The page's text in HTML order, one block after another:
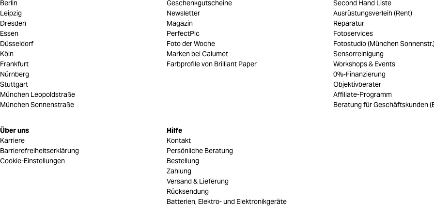
Berlin
Leipzig
Dresden
Essen
Düsseldorf
Köln
Frankfurt
Nürnberg
Stuttgart
München Leopoldstraße
München Sonnenstraße
Über uns
Karriere
Barrierefreiheitserklärung
Cookie-Einstellungen
Geschenkgutscheine
Newsletter
Magazin
PerfectPic
Foto der Woche
Marken bei Calumet
Farbprofile von Brilliant Paper
Hilfe
Kontakt
Persönliche Beratung
Bestellung
Zahlung
Versand & Lieferung
Rücksendung
Batterien, Elektro- und Elektronikgeräte
Second Hand Liste
Ausrüstungsverleih (Rent)
Reparatur
Fotoservices
Fotostudio (München
Sensorreinigung
Workshops & Events
0%-Finanzierung
Objektivberater
Affiliate-Programm
Beratung für Geschäftskunden